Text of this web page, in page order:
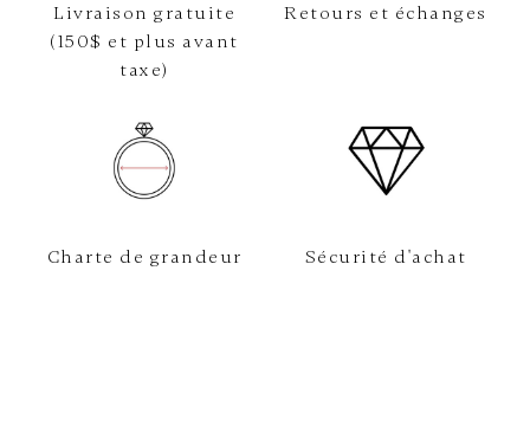
Livraison gratuite
(150$ et plus avant
taxe)
Retours et échanges
Charte de grandeur Sécurité d'achat